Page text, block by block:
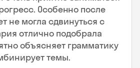
Особенно после
не могла сдвинуться с
отлично подобрала
объясняет грамматику
темы.